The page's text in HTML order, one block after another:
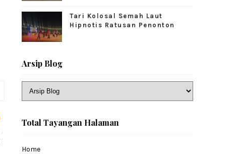
Tari Kolosal Semah Laut
Hipnotis Ratusan Penonton
Arsip Blog
Total Tayangan Halaman
Home